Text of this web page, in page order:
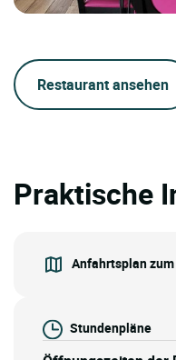
Restaurant ansehen
Praktische
Anfahrtsplan
Stundenpläne